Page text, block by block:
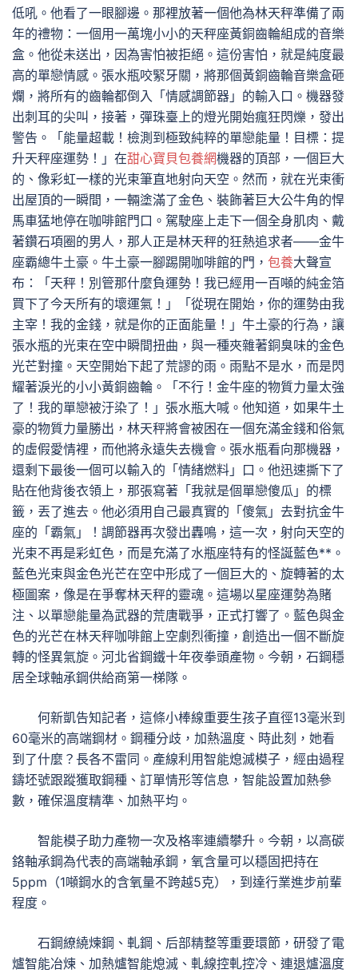
低吼。他看了一眼腳邊。那裡放著一個他為林天秤準備了兩
年的禮物：一個用一萬塊小小的天秤座黃銅齒輪組成的音樂
盒。他從未送出，因為害怕被拒絕。這份害怕，就是純度最
高的單戀情感。張水瓶咬緊牙關，將那個黃銅齒輪音樂盒砸
爛，將所有的齒輪都倒入「情感調節器」的輸入口。機器發
出刺耳的尖叫，接著，彈珠臺上的燈光開始瘋狂閃爍，發出
警告。「能量超載！檢測到極致純粹的單戀能量！目標：提
升天秤座運勢！」在甜心寶貝包養網機器的頂部，一個巨大
的、像彩虹一樣的光束筆直地射向天空。然而，就在光束衝
出屋頂的一瞬間，一輛塗滿了金色、裝飾著巨大公牛角的悍
馬車猛地停在咖啡館門口。駕駛座上走下一個全身肌肉、戴
著鑽石項圈的男人，那人正是林天秤的狂熱追求者——金牛
座霸總牛土豪。牛土豪一腳踢開咖啡館的門， 包養大聲宣
布：「天秤！別管那什麼負運勢！我已經用一百噸的純金箔
買下了今天所有的壞運氣！」「從現在開始，你的運勢由我
主宰！我的金錢，就是你的正面能量！」牛土豪的行為，讓
張水瓶的光束在空中瞬間扭曲，與一種夾雜著銅臭味的金色
光芒對撞。天空開始下起了荒謬的雨。雨點不是水，而是閃
耀著淚光的小小黃銅齒輪。「不行！金牛座的物質力量太強
了！我的單戀被汙染了！」張水瓶大喊。他知道，如果牛土
豪的物質力量勝出，林天秤將會被困在一個充滿金錢和俗氣
的虛假愛情裡，而他將永遠失去機會。張水瓶看向那機器，
還剩下最後一個可以輸入的「情緒燃料」口。他迅速撕下了
貼在他背後衣領上，那張寫著「我就是個單戀傻瓜」的標
籤，丟了進去。他必須用自己最真實的「傻氣」去對抗金牛
座的「霸氣」！調節器再次發出轟鳴，這一次，射向天空的
光束不再是彩虹色，而是充滿了水瓶座特有的怪誕藍色**。
藍色光束與金色光芒在空中形成了一個巨大的、旋轉著的太
極圖案，像是在爭奪林天秤的靈魂。這場以星座運勢為賭
注、以單戀能量為武器的荒唐戰爭，正式打響了。藍色與金
色的光芒在林天秤咖啡館上空劇烈衝撞，創造出一個不斷旋
轉的怪異氣旋。河北省鋼鐵十年夜拳頭產物。今朝，石鋼穩
居全球軸承鋼供給商第一梯隊。
何新凱告知記者，這條小棒線重要生孩子直徑13毫米到
60毫米的高端鋼材。鋼種分歧，加熱溫度、時此刻，她看
到了什麼？長各不雷同。產線利用智能熄滅模子，經由過程
鑄坯號跟蹤獲取鋼種、訂單情形等信息，智能設置加熱參
數，確保溫度精準、加熱平均。
智能模子助力產物一次及格率連續攀升。今朝，以高碳
鉻軸承鋼為代表的高端軸承鋼，氧含量可以穩固把持在
5ppm（1噸鋼水的含氧量不跨越5克），到達行業進步前輩
程度。
石鋼繚繞煉鋼、軋鋼、后部精整等重要環節，研發了電
爐智能冶煉、加熱爐智能熄滅、軋線控軋控冷、連退爐溫度